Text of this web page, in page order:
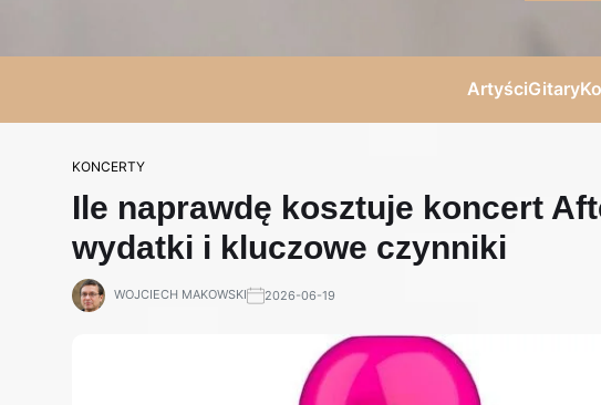
ArtyściGitary
KONCERTY
Ile naprawdę kosztuje koncert
wydatki i kluczowe czynniki
WOJCIECH MAKOWSKI 2026-06-19